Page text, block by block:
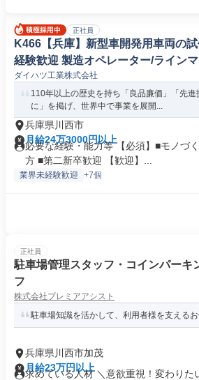
正社員
K466【兵庫】新型車開発用車両の
経験歓迎 製造オペレーター/ライン
輸送機器)
ダイハツ工業株式会社
110年以上の歴史を持ち「良品廉価」「先
に」を掲げ、世界中で事業を展開...
兵庫県川西市
月給24万3000円以上
必要な経験・能力等 【必須】■モノづ
方 ■第二新卒歓迎 【歓迎】...
業界未経験歓迎 +7個
正社員
駐車場管理スタッフ・コインパーキ
フ
株式会社プレミアアシスト
駐車場知識を活かして、利用者様を支えるお
兵庫県川西市加茂
月給23万円以上
求めている人材 ＼意欲重視！変わり